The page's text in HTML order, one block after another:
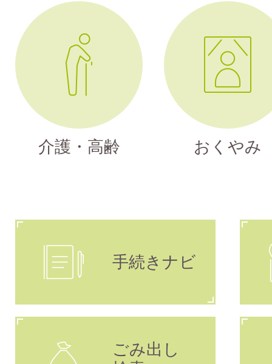
介護・高齢 おくやみ
手続きナビ
ごみ出し